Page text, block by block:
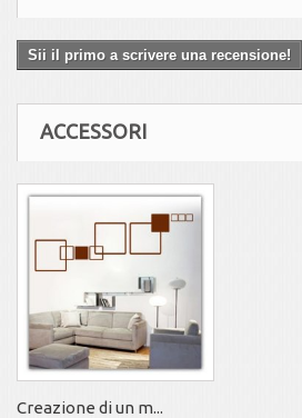
Sii il primo a scrivere una recensione!
ACCESSORI
Creazione di un m...